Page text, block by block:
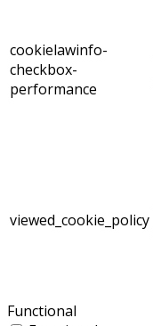
cookielawinfo-
checkbox-
performance
viewed_cookie_policy
Functional